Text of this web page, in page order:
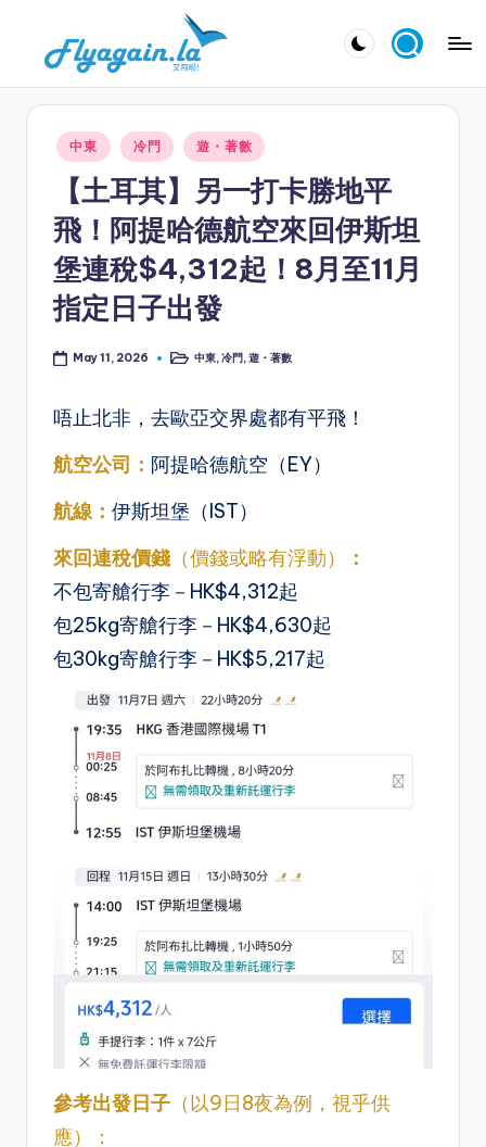
飛
Posted
in
中東 冷門 遊・著數
【土耳其】另一打卡勝地平
飛！阿提哈德航空來回伊斯坦
堡連稅$4,312起！8月至11月
指定日子出發
May 11, 2026
Posted
中東 ,冷門 ,遊・著數
唔止北非，去歐亞交界處都有平飛！
航空公司： 阿提哈德航空（EY）
航線： 伊斯坦堡（IST）
來回連稅價錢 （價錢或略有浮動）
：
不包寄艙行李－HK$4,312起
包25kg寄艙行李－HK$4,630起
包30kg寄艙行李－HK$5,217起
參考出發日子 （以9日8夜為例，視乎供
應）：